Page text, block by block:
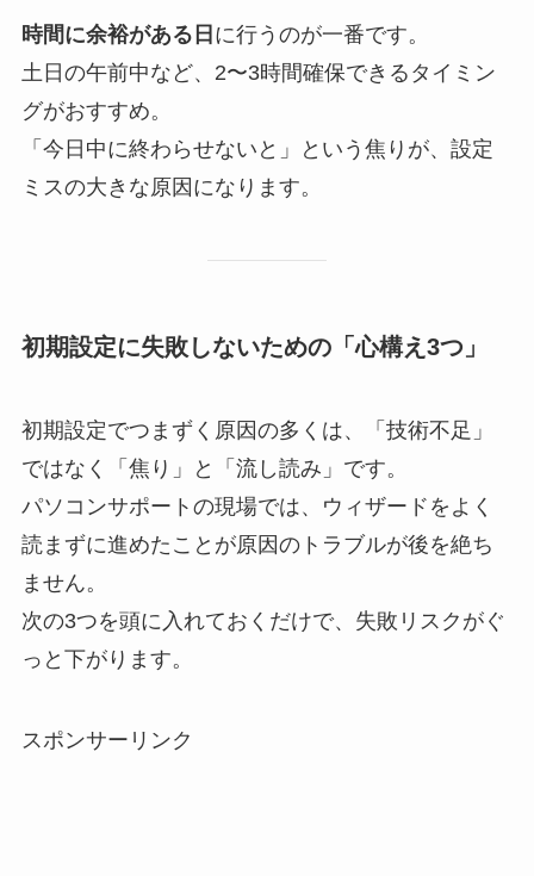
時間に余裕がある日 に行うのが一番です。
土日の午前中など、2〜3時間確保できるタイミン
グがおすすめ。
「今日中に終わらせないと」という焦りが、設定
ミスの大きな原因になります。
初期設定に失敗しないための「心構え3つ」
初期設定でつまずく原因の多くは、「技術不足」
ではなく「焦り」と「流し読み」です。
パソコンサポートの現場では、ウィザードをよく
読まずに進めたことが原因のトラブルが後を絶ち
ません。
次の3つを頭に入れておくだけで、失敗リスクがぐ
っと下がります。
スポンサーリンク